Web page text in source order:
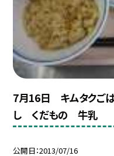
7月16日 キムタクご
し くだもの 牛乳
公開日 2013/07/16